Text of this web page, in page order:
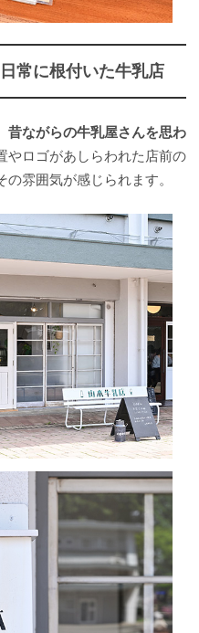
常に根付いた牛乳店
昔ながらの牛乳屋さんを思わ
やロゴがあしらわれた店前の
雰囲気が感じられます。